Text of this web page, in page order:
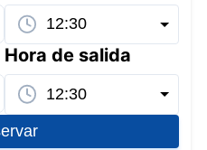
Hora de salida